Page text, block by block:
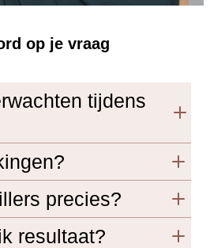
op je vraag
tijdens
precies?
resultaat?